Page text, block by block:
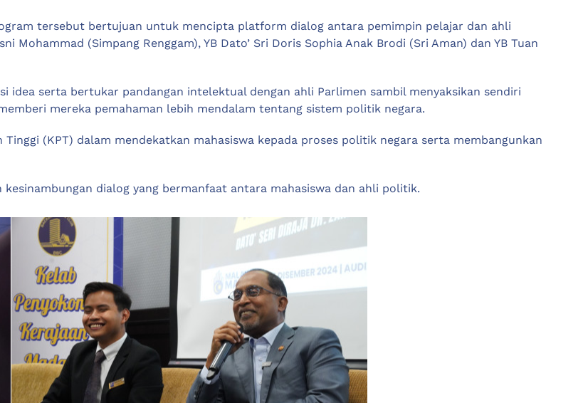
tersebut bertujuan untuk mencipta platform dialog antara pemimpin pelajar dan ahli
Mohammad (Simpang Renggam), YB Dato’ Sri Doris Sophia Anak Brodi (Sri Aman) dan YB Tuan
serta bertukar pandangan intelektual dengan ahli Parlimen sambil menyaksikan sendiri
mereka pemahaman lebih mendalam tentang sistem politik negara.
(KPT) dalam mendekatkan mahasiswa kepada proses politik negara serta membangunkan
dialog yang bermanfaat antara mahasiswa dan ahli politik.